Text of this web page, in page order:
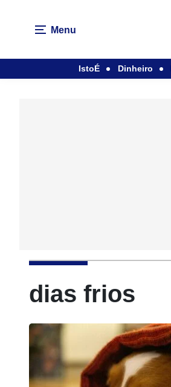
Menu
IstoÉ Dinheiro
dias frios